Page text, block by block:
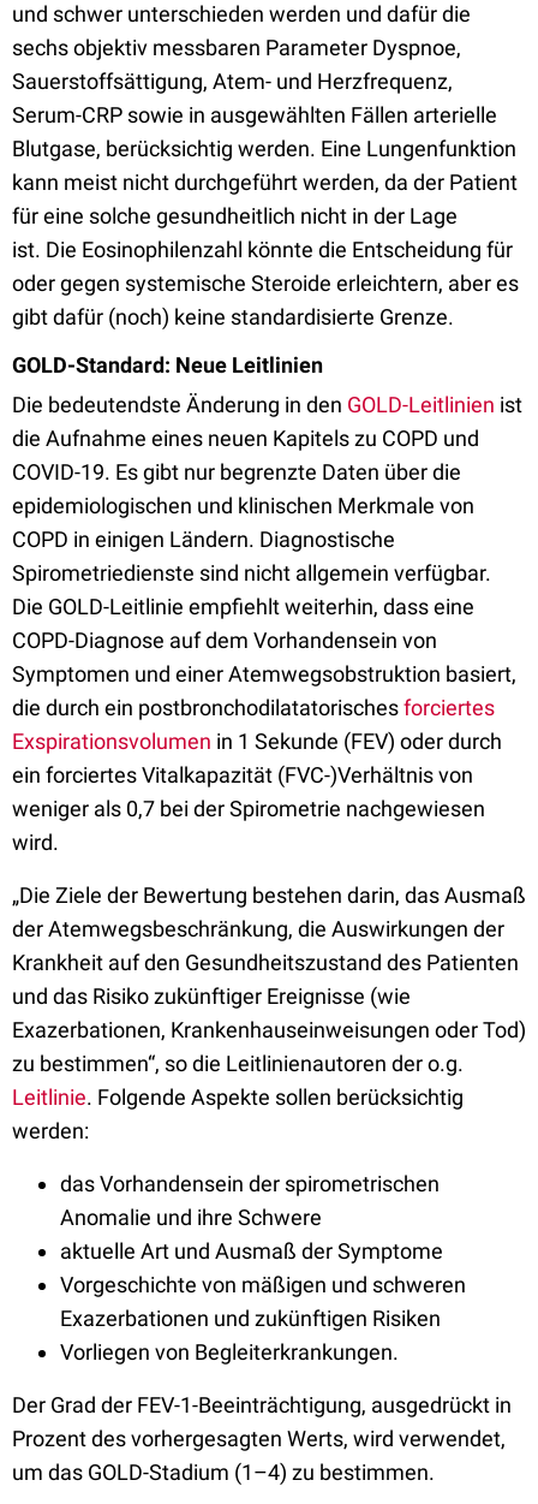
und schwer unterschieden werden und dafür die
sechs objektiv messbaren Parameter Dyspnoe,
Sauerstoffsättigung, Atem- und Herzfrequenz,
Serum-CRP sowie in ausgewählten Fällen arterielle
Blutgase, berücksichtig werden. Eine Lungenfunktion
kann meist nicht durchgeführt werden, da der Patient
für eine solche gesundheitlich nicht in der Lage
ist. Die Eosinophilenzahl könnte die Entscheidung für
oder gegen systemische Steroide erleichtern, aber es
gibt dafür (noch) keine standardisierte Grenze.
GOLD-Standard: Neue Leitlinien
Die bedeutendste Änderung in den GOLD-Leitlinien ist
die Aufnahme eines neuen Kapitels zu COPD und
COVID-19. Es gibt nur begrenzte Daten über die
epidemiologischen und klinischen Merkmale von
COPD in einigen Ländern. Diagnostische
Spirometriedienste sind nicht allgemein verfügbar.
Die GOLD-Leitlinie empfiehlt weiterhin, dass eine
COPD-Diagnose auf dem Vorhandensein von
Symptomen und einer Atemwegsobstruktion basiert,
die durch ein postbronchodilatatorischesforciertes
Exspirationsvolumen in 1 Sekunde (FEV) oder durch
ein forciertes Vitalkapazität (FVC-)Verhältnis von
weniger als 0,7 bei der Spirometrie nachgewiesen
wird.
„Die Ziele der Bewertung bestehen darin, das Ausmaß
der Atemwegsbeschränkung, die Auswirkungen der
Krankheit auf den Gesundheitszustand des Patienten
und das Risiko zukünftiger Ereignisse (wie
Exazerbationen, Krankenhauseinweisungen oder Tod)
zu bestimmen“, so die Leitlinienautoren der o.g.
Leitlinie. Folgende Aspekte sollen berücksichtig
werden:
das Vorhandensein der spirometrischen
Anomalie und ihre Schwere
aktuelle Art und Ausmaß der Symptome
Vorgeschichte von mäßigen und schweren
Exazerbationen und zukünftigen Risiken
Vorliegen von Begleiterkrankungen.
Der Grad der FEV-1-Beeinträchtigung, ausgedrückt in
Prozent des vorhergesagten Werts, wird verwendet,
um das GOLD-Stadium (1–4) zu bestimmen.